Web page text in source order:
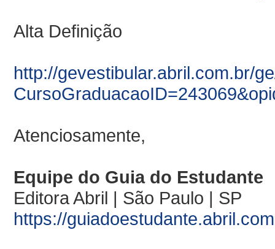
Alta Definição
http://gevestibular.abril.com.br/
Atenciosamente,
Equipe do Guia do Estudante
Editora Abril | São Paulo | SP
https://